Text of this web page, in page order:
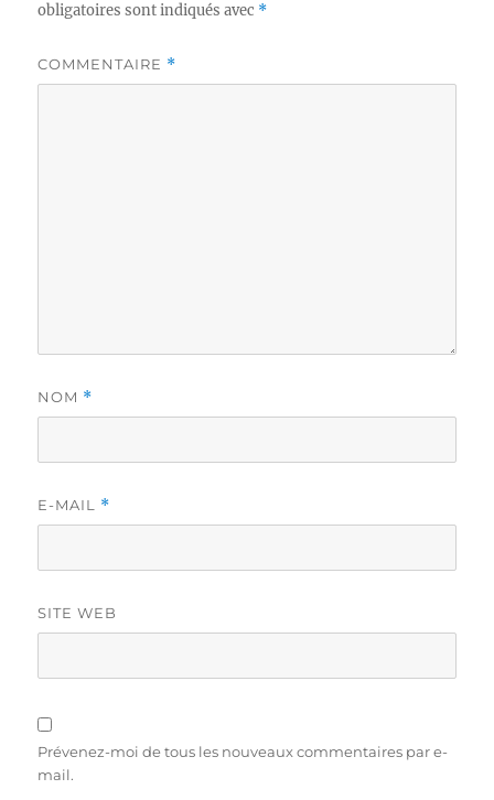
obligatoires sont indiqués avec *
COMMENTAIRE *
NOM *
E-MAIL *
SITE WEB
Prévenez-moi de tous les nouveaux commentaires par e-
mail.